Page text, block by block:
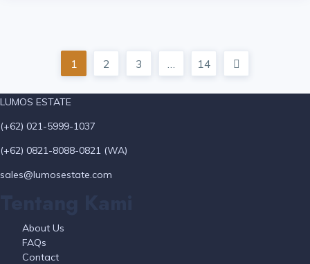
1 2 3 … 14
LUMOS ESTATE
(+62) 021-5999-1037
(+62) 0821-8088-0821 (WA)
sales@lumosestate.com
About Us
FAQs
Contact